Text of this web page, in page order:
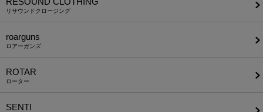
リサウンドクロージング
roarguns
ロアーガンズ
ROTAR
ローター
SENTI